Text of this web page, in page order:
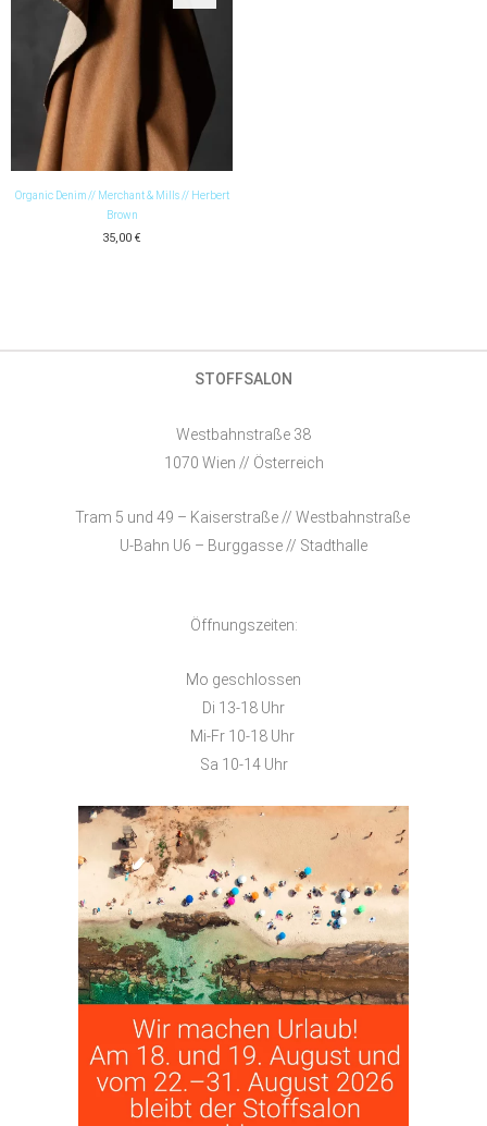
Organic Denim // Merchant & Mills // Herbert
Brown
35,00 €
STOFFSALON
Westbahnstraße 38
1070 Wien // Österreich
Tram 5 und 49 – Kaiserstraße // Westbahnstraße
U-Bahn U6 – Burggasse // Stadthalle
Öffnungszeiten:
Mo geschlossen
Di 13-18 Uhr
Mi-Fr 10-18 Uhr
Sa 10-14 Uhr